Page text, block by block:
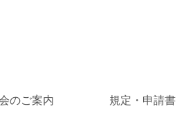
のご案内 規定・申請書